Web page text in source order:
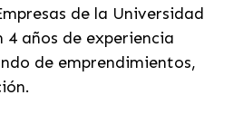
de la Universidad
4 años de experiencia
de emprendimientos,